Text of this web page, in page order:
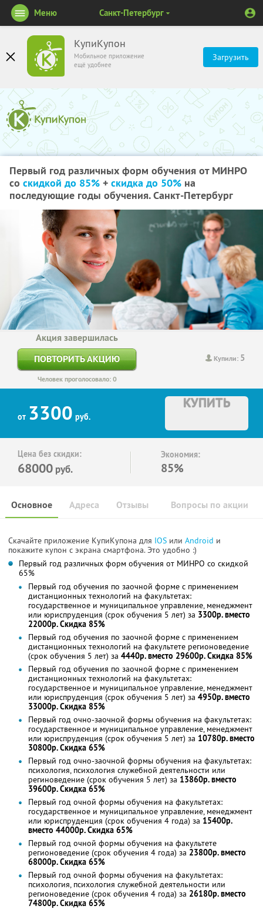
КупиКупон
Мобильное приложение
ещё удобнее
Загрузить
Меню Санкт-Петербург
Первый год различных форм обучения от МИНРО
со скидкой до 85% + скидка до 50% на
последующие годы обучения. Санкт-Петербург
Купили: 5
Акция завершилась
ПОВТОРИТЬ АКЦИЮ
Человек проголосовало: 0
от 3300 руб.
КУПИТЬ
Цена без скидки:
68000 руб.
Экономия:
85%
Основное Отзывы Вопросы по акции
Адреса
Скачайте приложение КупиКупона для IOS или Android и
покажите купон с экрана смартфона. Это удобно :)
Первый год различных форм обучения от МИНРО со скидкой
65%
Первый год обучения по заочной форме с применением
дистанционных технологий на факультетах:
государственное и муниципальное управление, менеджмент
или юриспруденция (срок обучения 5 лет) за 3300р. вместо
22000р. Скидка 85%
Первый год обучения по заочной форме с применением
дистанционных технологий на факультете регионоведение
(срок обучения 5 лет) за 4440р. вместо 29600р. Скидка 85%
Первый год обучения по заочной форме с применением
дистанционных технологий на факультетах:
государственное и муниципальное управление, менеджмент
или юриспруденция (срок обучения 5 лет) за 4950р. вместо
33000р. Скидка 85%
Первый год очно-заочной формы обучения на факультетах:
государственное и муниципальное управление, менеджмент
или юриспруденция (срок обучения 5 лет) за 10780р. вместо
30800р. Скидка 65%
Первый год очно-заочной формы обучения на факультетах:
психология, психология служебной деятельности или
региноведение (срок обучения 5 лет) за 13860р. вместо
39600р. Скидка 65%
Первый год очной формы обучения на факультетах:
государственное и муниципальное управление, менеджмент
или юриспруденция (срок обучения 4 года) за 15400р.
вместо 44000р. Скидка 65%
Первый год очной формы обучения на факультете
регионоведение (срок обучения 4 года) за 23800р. вместо
68000р. Скидка 65%
Первый год очной формы обучения на факультетах:
психология, психология служебной деятельности или
регионоведение (срок обучения 4 года) за 26180р. вместо
74800р. Скидка 65%